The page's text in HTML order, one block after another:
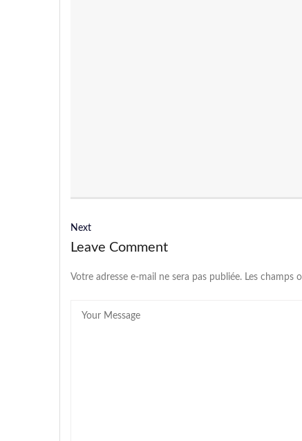
Next
Leave Comment
Votre adresse e-mail ne sera pas publiée. Les champs